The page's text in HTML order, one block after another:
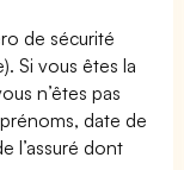
de sécurité
Si vous êtes la
n’êtes pas
date de
l’assuré dont